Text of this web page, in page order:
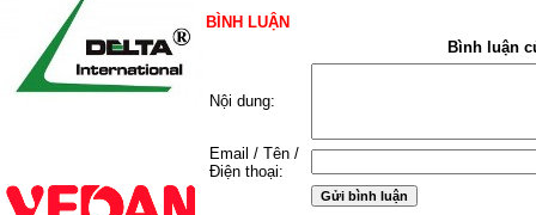
BÌNH LUẬN
Bình luận
Nội dung:
Email / Tên /
Điện thoại: